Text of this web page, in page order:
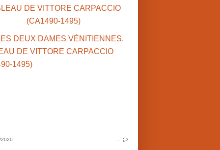
SARAH DUNANT
2000'S
DE VITTORE CARPACCIO
(CA1490-1495)
2020